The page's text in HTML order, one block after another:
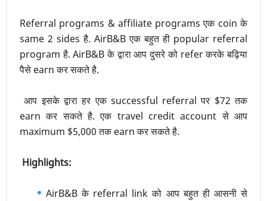
Referral programs & affiliate programs एक coin के
same 2 sides है. AirB&B एक बहुत ही popular referral
program है. AirB&B के द्वारा आप दुसरे को refer करके बढ़िया
पैसे earn कर सकते है.
आप इसके द्वारा हर एक successful referral पर $72 तक
earn कर सकते है. एक travel credit account से आप
maximum $5,000 तक earn कर सकते है.
Highlights:
AirB&B के referral link को आप बहुत ही आसनी से